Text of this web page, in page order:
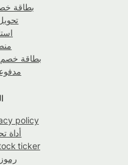
بطاقة خصم
تحويل
منصة Wise
بطاقة خصم
policy
أداة
ticker
رموز Swift/IC